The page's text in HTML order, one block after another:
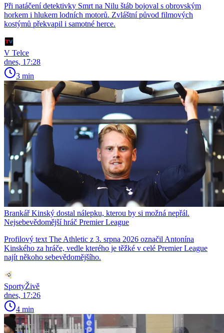
Při natáčení detektivky Smrt na Nilu štáb bojoval s obrovským
horkem i hlukem lodních motorů. Zvláštní původ filmových
kostýmů překvapil i samotné herce.
V Telce
dnes, 17:28
3 min
Brankář Kinský dostal nálepku, kterou by si možná nepřál.
Nejsebevědomější hráč Premier League
Profilový text The Athletic z 3. srpna 2026 označil Antonína
Kinského za hráče, vedle kterého je těžké v celé Premier League
najít někoho sebevědomějšího.
SportyŽivě
dnes, 17:26
4 min